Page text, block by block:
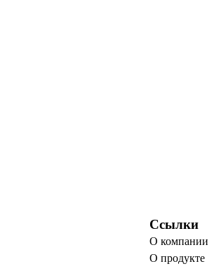
Ссылки
О компании
О продукте